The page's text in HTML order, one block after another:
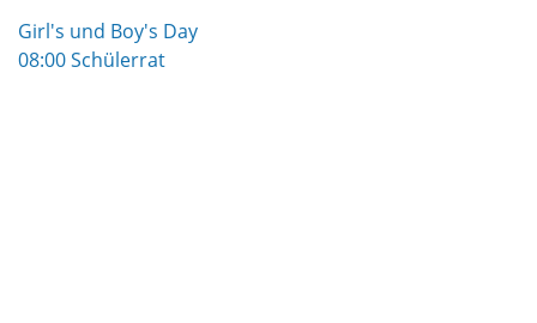
Girl's und Boy's Day
08:00 Schülerrat